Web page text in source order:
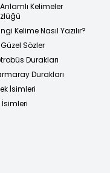
Kelimeler
Kelime Nasıl Yazılır?
Sözler
Durakları
Durakları
İsimleri
İsimleri